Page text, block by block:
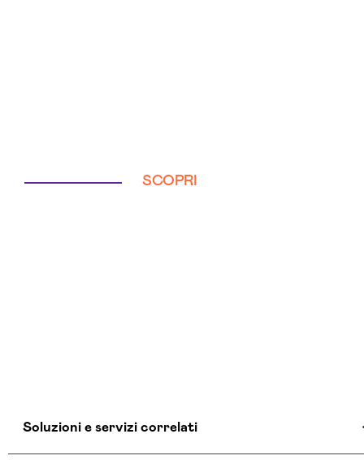
SCOPRI
Soluzioni e servizi correlati